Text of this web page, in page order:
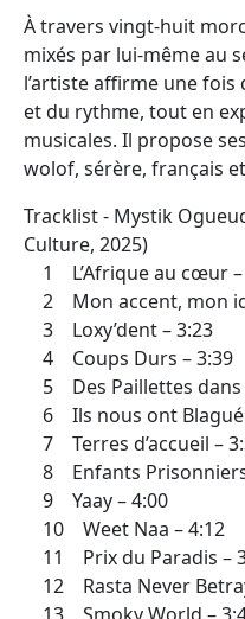
À travers vingt-huit
mixés par lui-même au
l’artiste affirme une
et du rythme, tout en
musicales. Il propose
wolof, sérère, français
Tracklist - Mystik
Culture, 2025)
1 L’Afrique au cœur –
2 Mon accent, mon
3 Loxy’dent – 3:23
4 Coups Durs – 3:39
5 Des Paillettes dans
6 Ils nous ont Blagué
7 Terres d’accueil –
8 Enfants Prisonniers
9 Yaay – 4:00
10 Weet Naa – 4:12
11 Prix du Paradis –
12 Rasta Never
13 Smoky World –